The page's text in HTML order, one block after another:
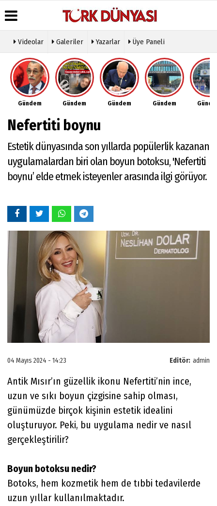
Üye Paneli
Haber
Arşivi
Gazete
Arşivi
Günün
Haberleri
Hava
Durumu
Gazete
Manşetleri
Anketler
Köşe
Yazarları
Video
Galeri
Foto
Künye
İletişim
Çerez
Politikası
Videolar Galeriler Yazarlar Üye Paneli
Gündem Gündem Gündem Gündem
Nefertiti boynu
Estetik dünyasında son yıllarda popülerlik kazanan
uygulamalardan biri olan boyun botoksu, 'Nefertiti
boynu’ elde etmek isteyenler arasında ilgi görüyor.
Editör: admin
04 Mayıs 2024 - 14:23
Antik Mısır’ın güzellik ikonu Nefertiti’nin ince,
uzun ve sıkı boyun çizgisine sahip olması,
günümüzde birçok kişinin estetik idealini
oluşturuyor. Peki, bu uygulama nedir ve nasıl
gerçekleştirilir?
Boyun botoksu nedir?
Botoks, hem kozmetik hem de tıbbi tedavilerde
uzun yıllar kullanılmaktadır.